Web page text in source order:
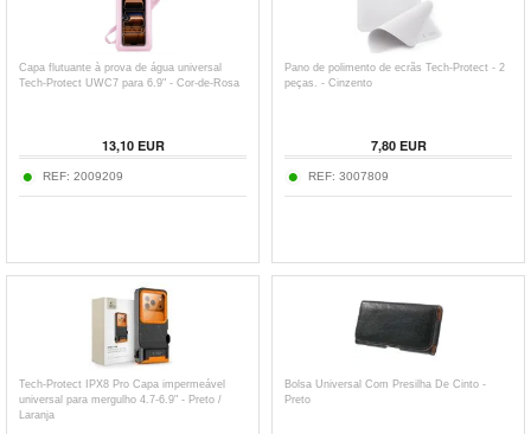
Capa flutuante à prova de água universal
Tech-Protect UWC7 para 6.9" - Cor-de-Rosa
13,10EUR
REF: 2009209
Pano de polimento de ecrãs Tech-Protect - 2
peças. - Cinzento
7,80EUR
REF: 3007809
Tech-Protect IPX8 Pro Capa impermeável
universal para mergulho 4.7-6.9" - Preto /
Laranja
Bolsa Universal Com Presilha De Cinto -
Preto